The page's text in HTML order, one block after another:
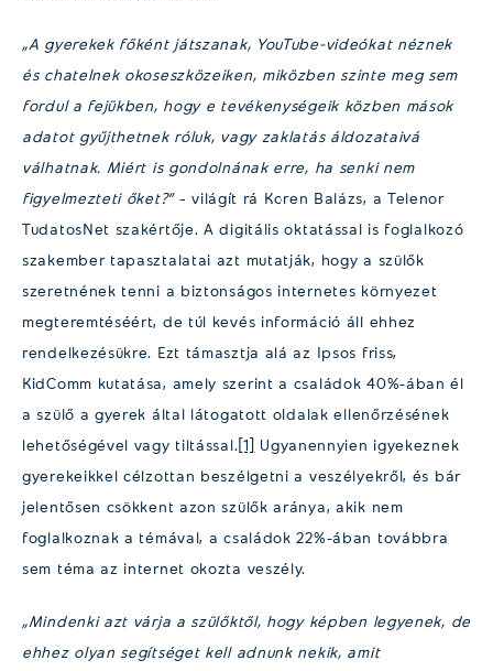
„A gyerekek főként játszanak, YouTube-videókat néznek
és chatelnek okoseszközeiken, miközben szinte meg sem
fordul a fejükben, hogy e tevékenységeik közben mások
adatot gyűjthetnek róluk, vagy zaklatás áldozataivá
válhatnak. Miért is gondolnának erre, ha senki nem
figyelmezteti őket?”– világít rá Koren Balázs, a Telenor
TudatosNet szakértője. A digitális oktatással is foglalkozó
szakember tapasztalatai azt mutatják, hogy a szülők
szeretnének tenni a biztonságos internetes környezet
megteremtéséért, de túl kevés információ áll ehhez
rendelkezésükre. Ezt támasztja alá az Ipsos friss,
KidComm kutatása, amely szerint a családok 40%-ában él
a szülő a gyerek által látogatott oldalak ellenőrzésének
lehetőségével vagy tiltással.[1] Ugyanennyien igyekeznek
gyerekeikkel célzottan beszélgetni a veszélyekről, és bár
jelentősen csökkent azon szülők aránya, akik nem
foglalkoznak a témával, a családok 22%-ában továbbra
sem téma az internet okozta veszély.
„Mindenki azt várja a szülőktől, hogy képben legyenek, de
ehhez olyan segítséget kell adnunk nekik, amit